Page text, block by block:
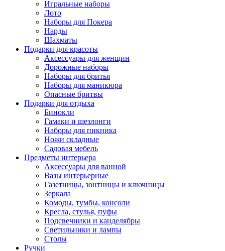
Игральные наборы
Лото
Наборы для Покера
Нарды
Шахматы
Подарки для красоты
Аксессуары для женщин
Дорожные наборы
Наборы для бритья
Наборы для маникюра
Опасные бритвы
Подарки для отдыха
Бинокли
Гамаки и шезлонги
Наборы для пикника
Ножи складные
Садовая мебель
Предметы интерьера
Аксессуары для ванной
Вазы интерьерные
Газетницы, зонтницы и ключницы
Зеркала
Комоды, тумбы, консоли
Кресла, стулья, пуфы
Подсвечники и канделябры
Светильники и лампы
Столы
Ручки